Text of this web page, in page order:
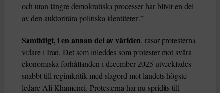
och utan längre demokratiska processer har blivit en del
av den auktoritära politiska identiteten.”
Samtidigt, i en annan del av världen, rasar protesterna
vidare i Iran. Det som inleddes som protester mot svåra
ekonomiska förhållanden i december 2025 utvecklades
snabbt till regimkritik med slagord mot landets högste
ledare Ali Khamenei. Protesterna har nu spridits till